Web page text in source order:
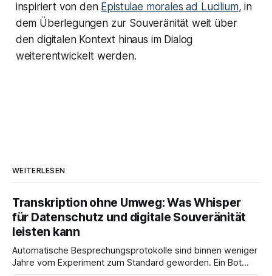
inspiriert von den Epistulae morales ad Lucilium, in
dem Überlegungen zur Souveränität weit über
den digitalen Kontext hinaus im Dialog
weiterentwickelt werden.
WEITERLESEN
Transkription ohne Umweg: Was Whisper
für Datenschutz und digitale Souveränität
leisten kann
Automatische Besprechungsprotokolle sind binnen weniger
Jahre vom Experiment zum Standard geworden. Ein Bot